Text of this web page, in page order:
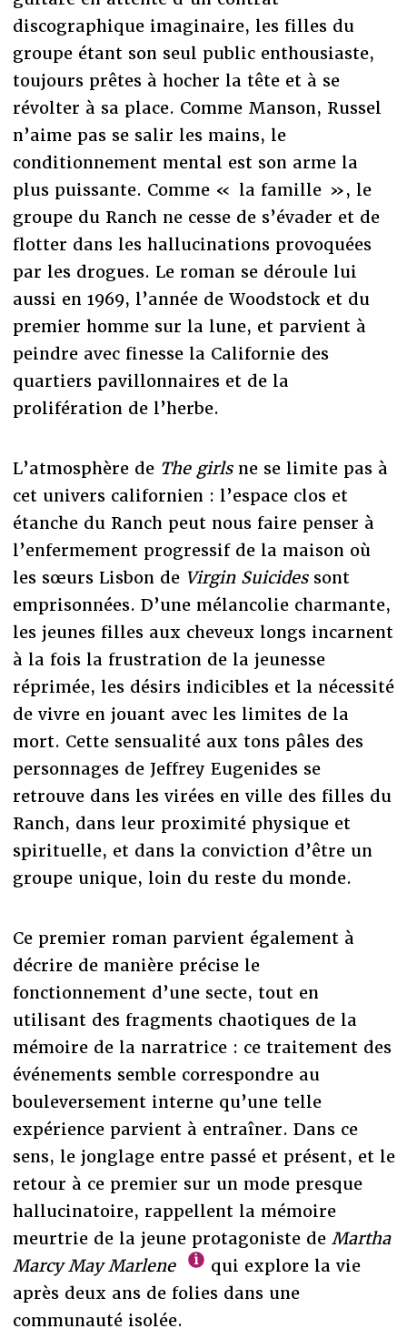
discographique imaginaire, les filles du
groupe étant son seul public enthousiaste,
toujours prêtes à hocher la tête et à se
révolter à sa place. Comme Manson, Russel
n’aime pas se salir les mains, le
conditionnement mental est son arme la
plus puissante. Comme « la famille », le
groupe du Ranch ne cesse de s’évader et de
flotter dans les hallucinations provoquées
par les drogues. Le roman se déroule lui
aussi en 1969, l’année de Woodstock et du
premier homme sur la lune, et parvient à
peindre avec finesse la Californie des
quartiers pavillonnaires et de la
prolifération de l’herbe.
L’atmosphère de The girls ne se limite pas à
cet univers californien : l’espace clos et
étanche du Ranch peut nous faire penser à
l’enfermement progressif de la maison où
les sœurs Lisbon de Virgin Suicides sont
emprisonnées. D’une mélancolie charmante,
les jeunes filles aux cheveux longs incarnent
à la fois la frustration de la jeunesse
réprimée, les désirs indicibles et la nécessité
de vivre en jouant avec les limites de la
mort. Cette sensualité aux tons pâles des
personnages de Jeffrey Eugenides se
retrouve dans les virées en ville des filles du
Ranch, dans leur proximité physique et
spirituelle, et dans la conviction d’être un
groupe unique, loin du reste du monde.
Ce premier roman parvient également à
décrire de manière précise le
fonctionnement d’une secte, tout en
utilisant des fragments chaotiques de la
mémoire de la narratrice : ce traitement des
événements semble correspondre au
bouleversement interne qu’une telle
expérience parvient à entraîner. Dans ce
sens, le jonglage entre passé et présent, et le
retour à ce premier sur un mode presque
hallucinatoire, rappellent la mémoire
meurtrie de la jeune protagoniste de Martha
Marcy May Marlene
qui explore la vie
après deux ans de folies dans une
communauté isolée.